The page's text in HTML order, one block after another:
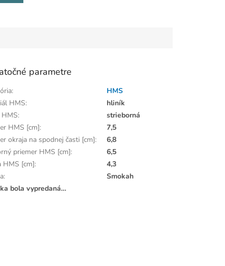
parametre
:
HMS
HMS:
hliník
HMS:
strieborná
HMS [cm]:
7,5
okraja na spodnej časti [cm]:
6,8
priemer HMS [cm]:
6,5
HMS [cm]:
4,3
:
Smokah
bola vypredaná…